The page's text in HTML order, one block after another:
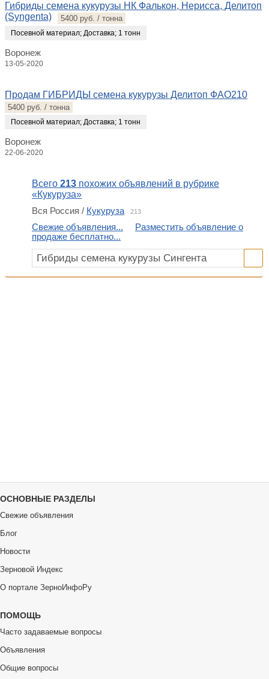
Гибриды семена кукурузы НК Фалькон, Нерисса, Делитоп
(Syngenta)
5400 руб. / тонна
Посевной материал; Доставка; 1 тонн
Воронеж
13-05-2020
Продам ГИБРИДЫ семена кукурузы Делитоп ФАО210
5400 руб. / тонна
Посевной материал; Доставка; 1 тонн
Воронеж
22-06-2020
Всего 213 похожих объявлений в рубрике
«Кукуруза»
Вся Россия / Кукуруза 213
Свежие объявления...
Разместить объявление о
продаже бесплатно...
ОСНОВНЫЕ РАЗДЕЛЫ
Свежие объявления
Блог
Новости
Зерновой Индекс
О портале ЗерноИнфоРу
ПОМОЩЬ
Часто задаваемые вопросы
Объявления
Общие вопросы